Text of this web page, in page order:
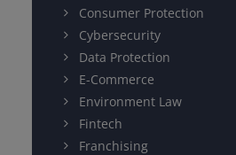
Consumer Protection
Cybersecurity
Data Protection
E-Commerce
Environment Law
Fintech
Franchising